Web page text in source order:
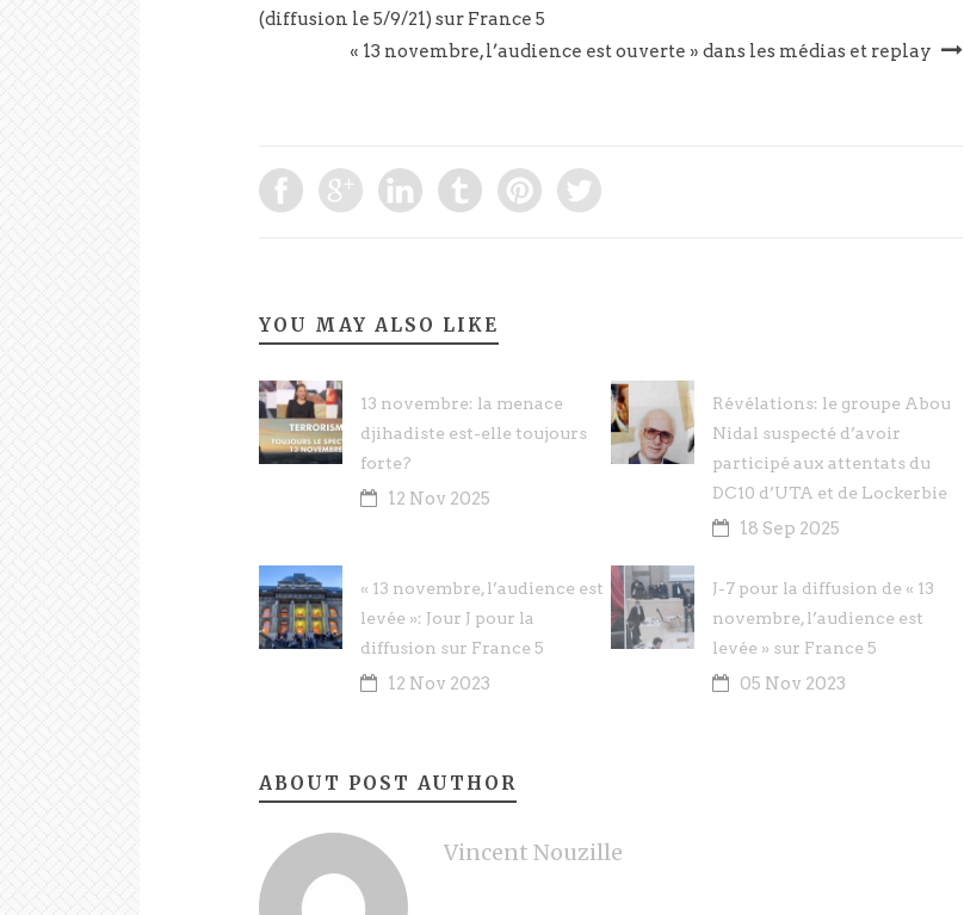
(diffusion le 5/9/21) sur France 5
« 13 novembre, l’audience est ouverte » dans les médias et replay
YOU MAY ALSO LIKE
13 novembre: la menace
djihadiste est-elle toujours
forte?
12 Nov 2025
Révélations: le groupe Abou
Nidal suspecté d’avoir
participé aux attentats du
DC10 d’UTA et de Lockerbie
18 Sep 2025
« 13 novembre, l’audience est
levée »: Jour J pour la
diffusion sur France 5
12 Nov 2023
J-7 pour la diffusion de « 13
novembre, l’audience est
levée » sur France 5
05 Nov 2023
ABOUT POST AUTHOR
Vincent Nouzille